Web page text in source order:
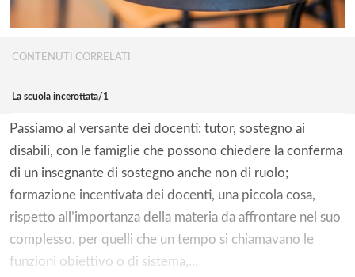
CONTENUTI CORRELATI
La scuola incerottata/1
Passiamo al versante dei docenti: tutor, sostegno ai
disabili, con le famiglie che possono chiedere la conferma
di un insegnante di sostegno anche non di ruolo;
formazione incentivata dei docenti, una piccola cosa,
rispetto all’importanza della materia da affrontare nel suo
complesso, per quelli che un tempo si chiamavano le
funzioni obiettivo o di sistema,...